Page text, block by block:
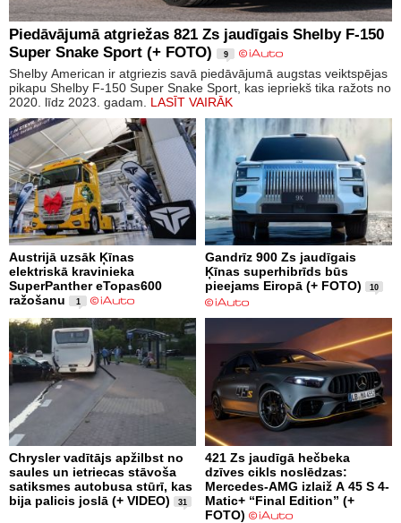
Piedāvājumā atgriežas 821 Zs jaudīgais Shelby F-150
Super Snake Sport (+ FOTO)
9
Shelby American ir atgriezis savā piedāvājumā augstas veiktspējas
pikapu Shelby F-150 Super Snake Sport, kas iepriekš tika ražots no
2020. līdz 2023. gadam. LASĪT VAIRĀK
Austrijā uzsāk Ķīnas
elektriskā kravinieka
SuperPanther eTopas600
ražošanu
1
Gandrīz 900 Zs jaudīgais
Ķīnas superhibrīds būs
pieejams Eiropā (+ FOTO)
10
Chrysler vadītājs apžilbst no
saules un ietriecas stāvoša
satiksmes autobusa stūrī, kas
bija palicis joslā (+ VIDEO)
31
421 Zs jaudīgā hečbeka
dzīves cikls noslēdzas:
Mercedes-AMG izlaiž A 45 S 4-
Matic+ “Final Edition” (+
FOTO)